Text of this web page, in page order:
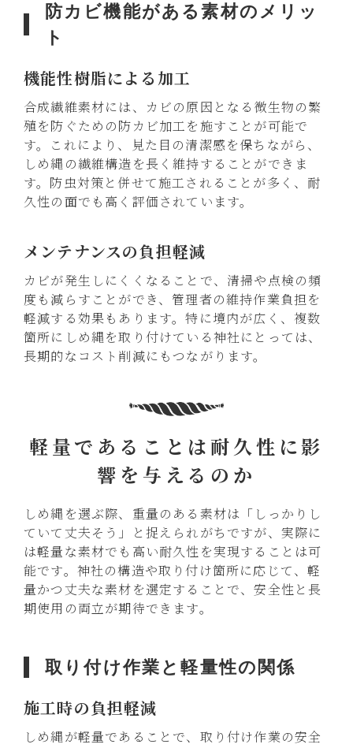
防カビ機能がある素材のメリッ
ト
機能性樹脂による加工
合成繊維素材には、カビの原因となる微生物の繁
殖を防ぐための防カビ加工を施すことが可能で
す。これにより、見た目の清潔感を保ちながら、
しめ縄の繊維構造を長く維持することができま
す。防虫対策と併せて施工されることが多く、耐
久性の面でも高く評価されています。
メンテナンスの負担軽減
カビが発生しにくくなることで、清掃や点検の頻
度も減らすことができ、管理者の維持作業負担を
軽減する効果もあります。特に境内が広く、複数
箇所にしめ縄を取り付けている神社にとっては、
長期的なコスト削減にもつながります。
軽量であることは耐久性に影
響を与えるのか
しめ縄を選ぶ際、重量のある素材は「しっかりし
ていて丈夫そう」と捉えられがちですが、実際に
は軽量な素材でも高い耐久性を実現することは可
能です。神社の構造や取り付け箇所に応じて、軽
量かつ丈夫な素材を選定することで、安全性と長
期使用の両立が期待できます。
取り付け作業と軽量性の関係
施工時の負担軽減
しめ縄が軽量であることで、取り付け作業の安全